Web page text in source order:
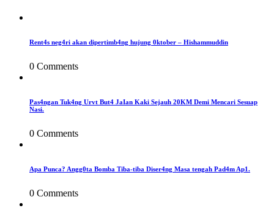
Rent4s neg4ri akan dipertimb4ng hujung 0ktober – Hishammuddin
0 Comments
Pas4ngan Tuk4ng Urvt But4 JaIan Kaki Sejauh 20KM Demi Mencari Sesuap
Nasi.
0 Comments
Apa Punca? Angg0ta Bomba Tiba-tiba Diser4ng Masa tengah Pad4m Ap1.
0 Comments